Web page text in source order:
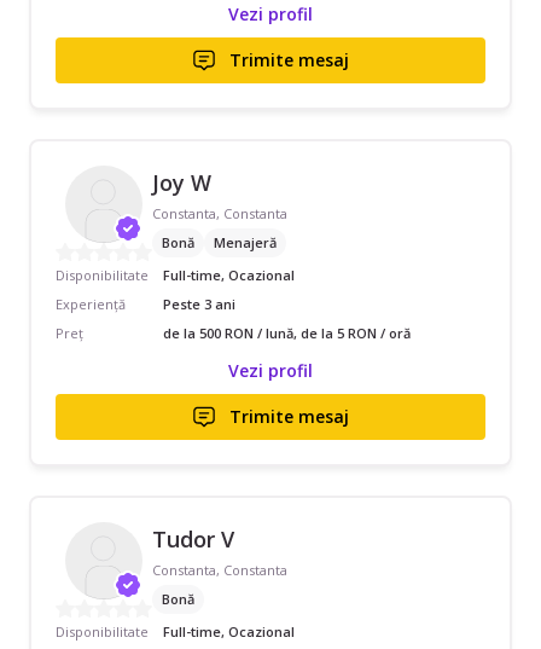
Vezi profil
Trimite mesaj
Joy W
Constanta, Constanta
Bonă
Menajeră
Disponibilitate
Full-time, Ocazional
Experiență
Peste 3 ani
Preț
de la 500 RON / lună, de la 5 RON / oră
Vezi profil
Trimite mesaj
Tudor V
Constanta, Constanta
Bonă
Disponibilitate
Full-time, Ocazional